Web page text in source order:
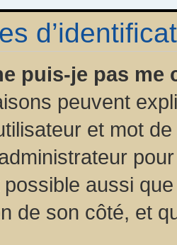
puis-je pas me
peuvent
et mot
aussi
de son côté, et